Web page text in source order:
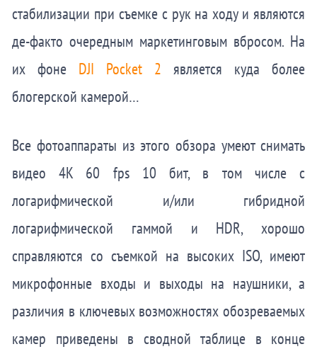
стабилизации при съемке с рук на ходу и являются
де-факто очередным маркетинговым вбросом. На
их фоне DJI Pocket 2 является куда более
блогерской камерой…
Все фотоаппараты из этого обзора умеют снимать
видео 4K 60 fps 10 бит, в том числе с
логарифмической и/или гибридной
логарифмической гаммой и HDR, хорошо
справляются со съемкой на высоких ISO, имеют
микрофонные входы и выходы на наушники, а
различия в ключевых возможностях обозреваемых
камер приведены в сводной таблице в конце